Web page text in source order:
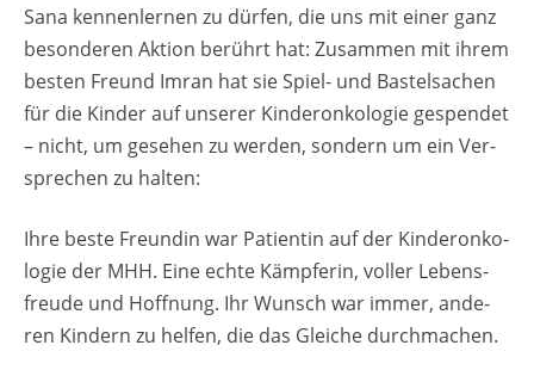
Sana ken­nen­ler­nen zu dür­fen, die uns mit einer ganz
be­son­de­ren Ak­ti­on be­rührt hat: Zu­sam­men mit ihrem
bes­ten Freund Imran hat sie Spiel- und Bas­tel­sa­chen
für die Kin­der auf un­se­rer Kin­deron­ko­lo­gie ge­spen­det
– nicht, um ge­se­hen zu wer­den, son­dern um ein Ver­
spre­chen zu hal­ten:
Ihre beste Freun­din war Pa­ti­en­tin auf der Kin­deron­ko­
lo­gie der MHH. Eine echte Kämp­fe­rin, vol­ler Le­bens­
freu­de und Hoff­nung. Ihr Wunsch war immer, an­de­
ren Kin­dern zu hel­fen, die das Glei­che durch­ma­chen.